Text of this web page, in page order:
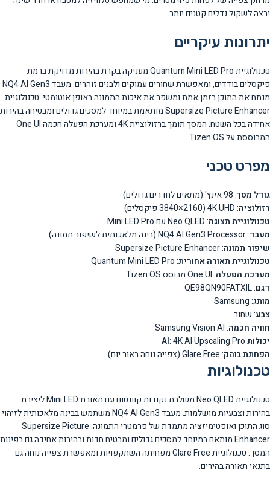
ירצה לשקול גדלים קטנים יותר.
יתרונות עיקריים
טכנולוגיית Quantum Mini LED Pro מעניקה בקרת בהירות מדויקת ברמת
פיקסלים בודדים, ומאפשרת שחורים עמוקים ולבנים זוהרים. מעבד NQ4 AI Gen3
מנתח את התוכן בזמן אמת ומשפר את איכות התמונה באופן אוטומטי. טכנולוגיית
Supersize Picture Enhancer מותאמת במיוחד למסכים גדולים ומבטיחה בהירות
אחידה בכל השטח. המסך תומך ברזולוציית 4K ומערכת הפעלה חכמה One UI
המבוססת על Tizen OS.
מפרט טכני
גודל מסך: 98 אינץ' (מתאים לחדרים גדולים)
רזולוציה: 4K UHD (3840×2160 פיקסלים)
טכנולוגיית תצוגה: Neo QLED עם Mini LED Pro
מעבד: NQ4 AI Gen3 Processor (בינה מלאכותית לשיפור תמונה)
שיפור תמונה: Supersize Picture Enhancer
טכנולוגיית תאורה אחורית: Quantum Mini LED Pro
מערכת הפעלה: One UI מבוסס Tizen OS
דגם: QE98QN90FATXIL
מותג: Samsung
צבע: שחור
חוויה חכמה: Samsung Vision AI
יכולות AI: 4K AI Upscaling Pro
הפחתת בוהק: Glare Free (צפייה נוחה באור יום)
טכנולוגיות
טכנולוגיית Neo QLED משלבת נקודות קוונטום עם תאורת Mini LED ליצירת
בהירות וצבעיות מושלמות. מעבד NQ4 AI Gen3 משתמש בבינה מלאכותית לזיהוי
סוג התוכן ואופטימיזציה מתמדת של פרמטרי התמונה. Supersize Picture
Enhancer מותאם במיוחד למסכים גדולים ומבטיח חדות ובהירות אחידה גם בפינות
המסך. טכנולוגיית Glare Free מפחיתה השתקפויות ומאפשרת צפייה נוחה גם
בתנאי תאורה בהירים.